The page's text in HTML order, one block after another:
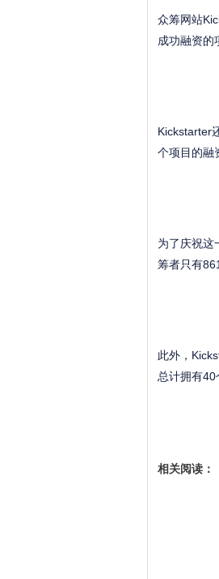
众筹网站
成功融资的
Kickstarter
个项目的融
为了庆祝这
筹者只有
此外，
总计拥有40
相关阅读：